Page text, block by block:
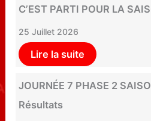
C’EST PARTI POUR LA
25 Juillet 2026
Lire la suite
JOURNÉE 7 PHASE 2
Résultats